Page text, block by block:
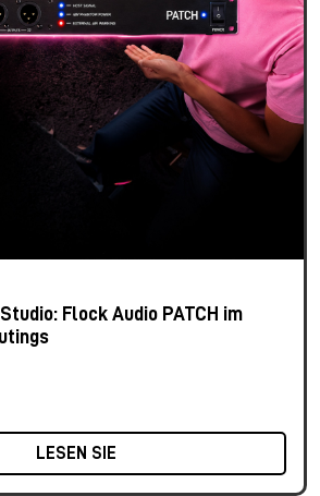
Flock Audio PATCH im
LESEN SIE